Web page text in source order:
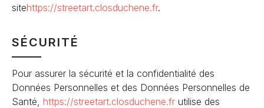
sitehttps://streetart.closduchene.fr.
SÉCURITÉ
Pour assurer la sécurité et la confidentialité des
Données Personnelles et des Données Personnelles de
Santé, https://streetart.closduchene.fr utilise des